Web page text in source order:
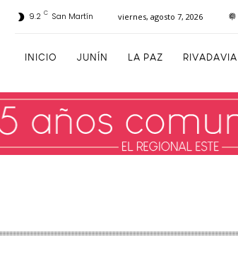
9.2 C San Martín viernes, agosto 7, 2026
INICIO JUNÍN LA PAZ RIVADAVIA